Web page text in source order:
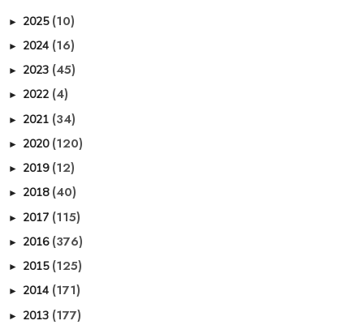
► 2025 (10)
► 2024 (16)
► 2023 (45)
► 2022 (4)
► 2021 (34)
► 2020 (120)
► 2019 (12)
► 2018 (40)
► 2017 (115)
► 2016 (376)
► 2015 (125)
► 2014 (171)
► 2013 (177)